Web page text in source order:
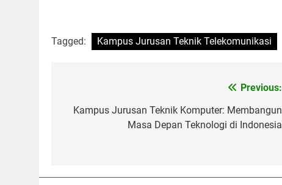
Tagged: Kampus Jurusan Teknik Telekomunikasi
navigation
Previous:
Kampus Jurusan Teknik Komputer: Membangun
Masa Depan Teknologi di Indonesia